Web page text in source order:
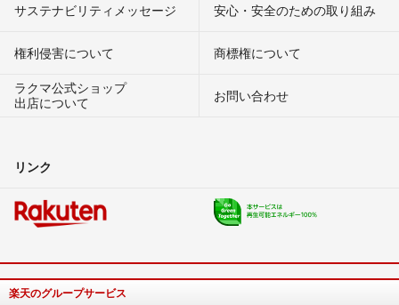
サステナビリティメッセージ 安心・安全のための取り組み
権利侵害について
商標権について
ラクマ公式ショップ
出店について
お問い合わせ
リンク
楽天のグループサービス